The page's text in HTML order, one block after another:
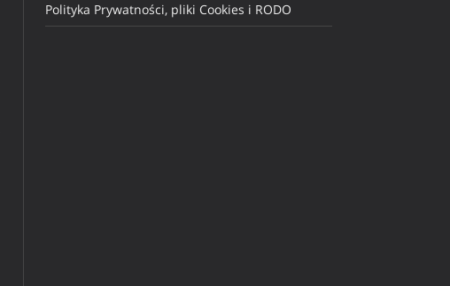
Polityka Prywatności, pliki Cookies i RODO